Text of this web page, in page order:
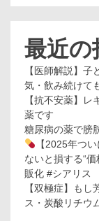
最近の
【医師解説】
気・飲み続け
【抗不安薬】
薬です
糖尿病の薬で膀
【2025年つ
ないと損する“価
販化 #シアリス
【双極症】も
ス・炭酸リチウ